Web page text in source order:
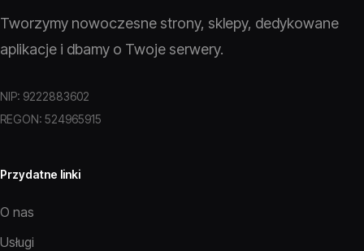
Tworzymy nowoczesne strony, sklepy, dedykowane
aplikacje i dbamy o Twoje serwery.
NIP: 9222883602
REGON: 524965915
Przydatne linki
O nas
Usługi